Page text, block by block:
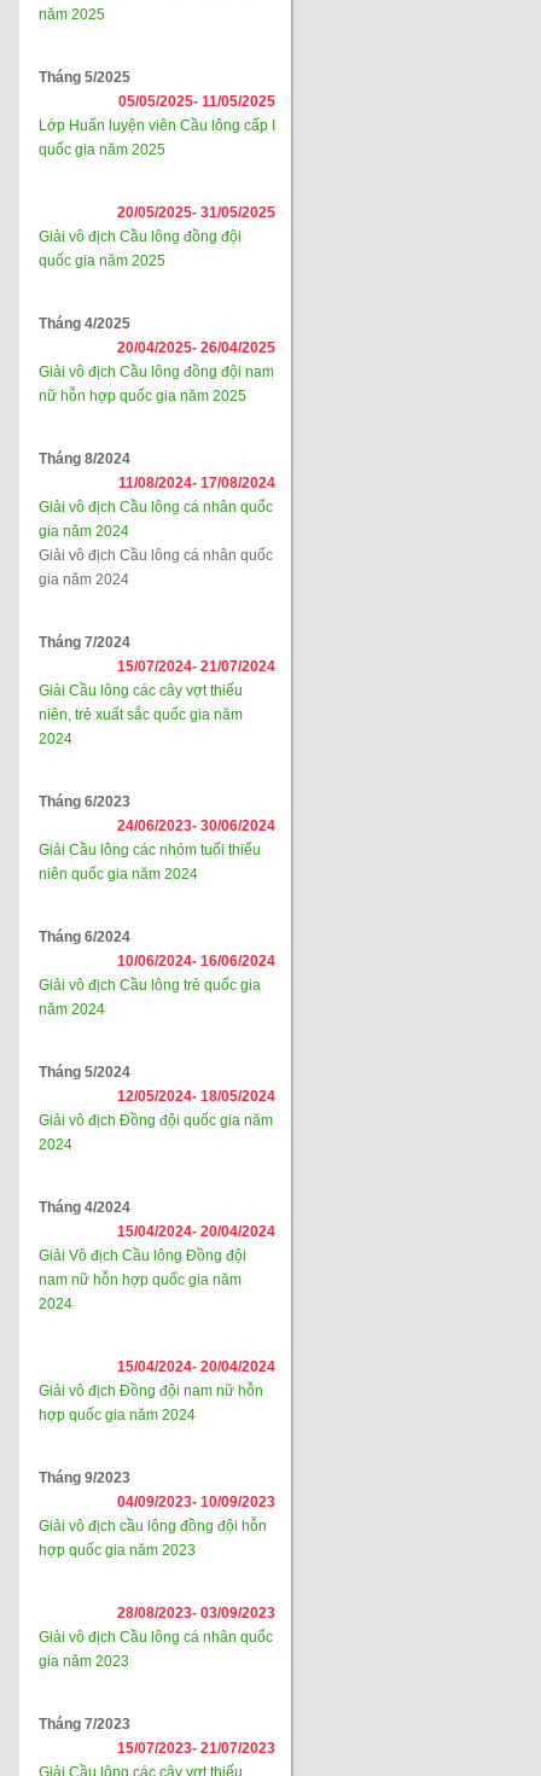
năm 2025
Tháng 5/2025
05/05/2025- 11/05/2025
Lớp Huấn luyện viên Cầu lông cấp I
quốc gia năm 2025
20/05/2025- 31/05/2025
Giải vô địch Cầu lông đồng đội
quốc gia năm 2025
Tháng 4/2025
20/04/2025- 26/04/2025
Giải vô địch Cầu lông đồng đội nam
nữ hỗn hợp quốc gia năm 2025
Tháng 8/2024
11/08/2024- 17/08/2024
Giải vô địch Cầu lông cá nhân quốc
gia năm 2024
Giải vô địch Cầu lông cá nhân quốc
gia năm 2024
Tháng 7/2024
15/07/2024- 21/07/2024
Giải Cầu lông các cây vợt thiếu
niên, trẻ xuất sắc quốc gia năm
2024
Tháng 6/2023
24/06/2023- 30/06/2024
Giải Cầu lông các nhóm tuổi thiếu
niên quốc gia năm 2024
Tháng 6/2024
10/06/2024- 16/06/2024
Giải vô địch Cầu lông trẻ quốc gia
năm 2024
Tháng 5/2024
12/05/2024- 18/05/2024
Giải vô địch Đồng đội quốc gia năm
2024
Tháng 4/2024
15/04/2024- 20/04/2024
Giải Vô địch Cầu lông Đồng đội
nam nữ hỗn hợp quốc gia năm
2024
15/04/2024- 20/04/2024
Giải vô địch Đồng đội nam nữ hỗn
hợp quốc gia năm 2024
Tháng 9/2023
04/09/2023- 10/09/2023
Giải vô địch cầu lông đồng đội hỗn
hợp quốc gia năm 2023
28/08/2023- 03/09/2023
Giải vô địch Cầu lông cá nhân quốc
gia năm 2023
Tháng 7/2023
15/07/2023- 21/07/2023
Giải Cầu lông các cây vợt thiếu